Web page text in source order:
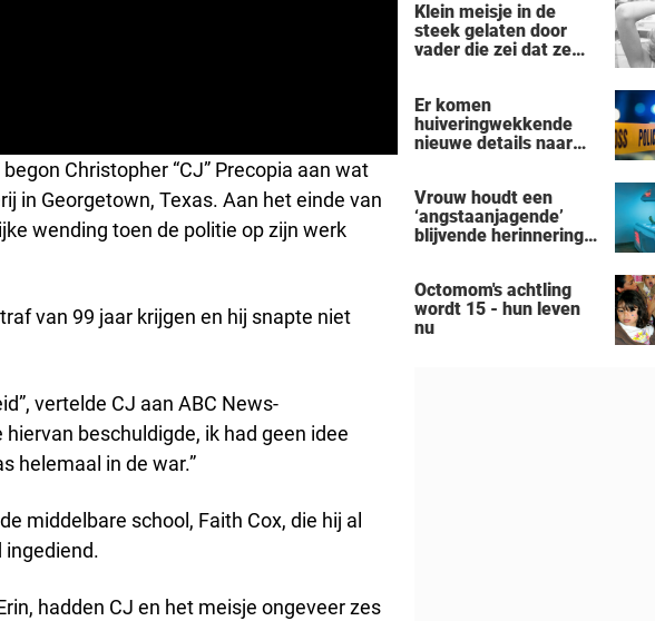
Christopher “CJ” Precopia aan wat
in Georgetown, Texas. Aan het einde van
wending toen de politie op zijn werk
van 99 jaar krijgen en hij snapte niet
vertelde CJ aan ABC News-
hiervan beschuldigde, ik had geen idee
helemaal in de war.”
middelbare school, Faith Cox, die hij al
ingediend.
hadden CJ en het meisje ongeveer zes
Klein meisje in de
steek gelaten door
vader die zei dat ze
actrice
Er komen
huiveringwekkende
nieuwe details naar
zelfmoord door een
man uit Michigan op
een gezin van zeven
Vrouw houdt een
‘angstaanjagende’
blijvende herinnering
zonnebank
Octomom's achtling
wordt 15 - hun leven
nu